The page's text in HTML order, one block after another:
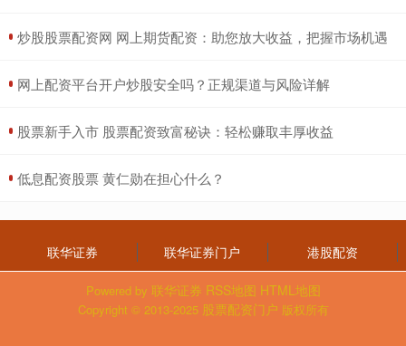
​炒股股票配资网 网上期货配资：助您放大收益，把握市场机遇
​网上配资平台开户炒股安全吗？正规渠道与风险详解
​股票新手入市 股票配资致富秘诀：轻松赚取丰厚收益
​低息配资股票 黄仁勋在担心什么？
联华证券 联华证券门户 港股配资
Powered by 联华证券 RSS地图 HTML地图
Copyright © 2013-2025 股票配资门户 版权所有